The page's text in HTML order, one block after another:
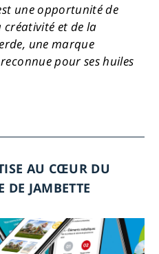
une opportunité de
créativité et de la
une marque
pour ses huiles
AU CŒUR DU
DE JAMBETTE